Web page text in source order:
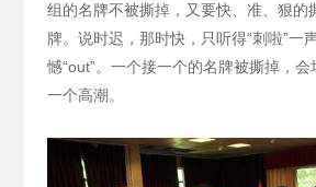
组的名牌不被撕掉，又要快、准、狠的
牌。说时迟，那时快，只听得“刺啦”一
憾“out”。一个接一个的名牌被撕掉，
一个高潮。